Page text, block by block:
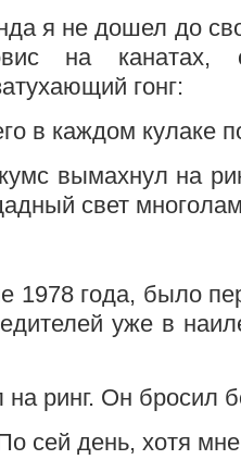
я не дошел до
на
гонг:
в каждом кулаке
вымахнул на
свет
1978 года, было
уже в
ринг. Он бросил
сей день, хотя